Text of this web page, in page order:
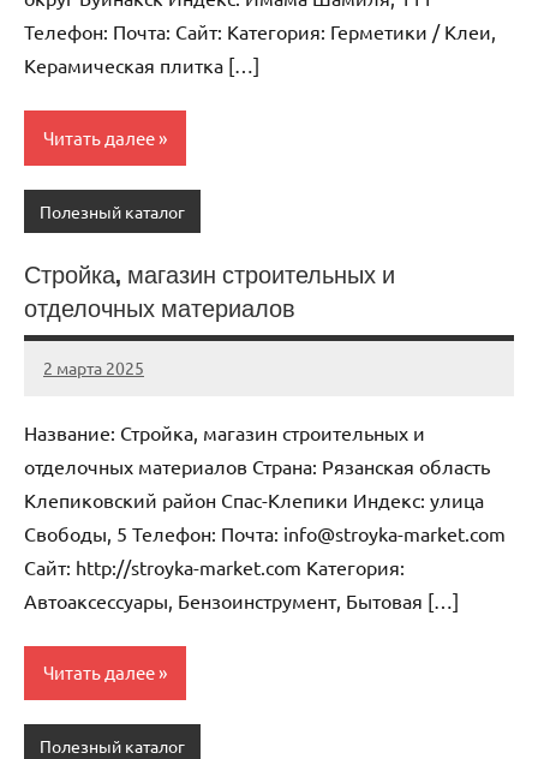
Телефон: Почта: Cайт: Категория: Герметики / Клеи,
Керамическая плитка […]
Читать далее
Полезный каталог
Стройка, магазин строительных и
отделочных материалов
2 марта 2025
Anisa
Нет
Название: Стройка, магазин строительных и
отделочных материалов Страна: Рязанская область
Клепиковский район Спас-Клепики Индекс: улица
Свободы, 5 Телефон: Почта: info@stroyka-market.com
Cайт: http://stroyka-market.com Категория:
Автоаксессуары, Бензоинструмент, Бытовая […]
Читать далее
Полезный каталог